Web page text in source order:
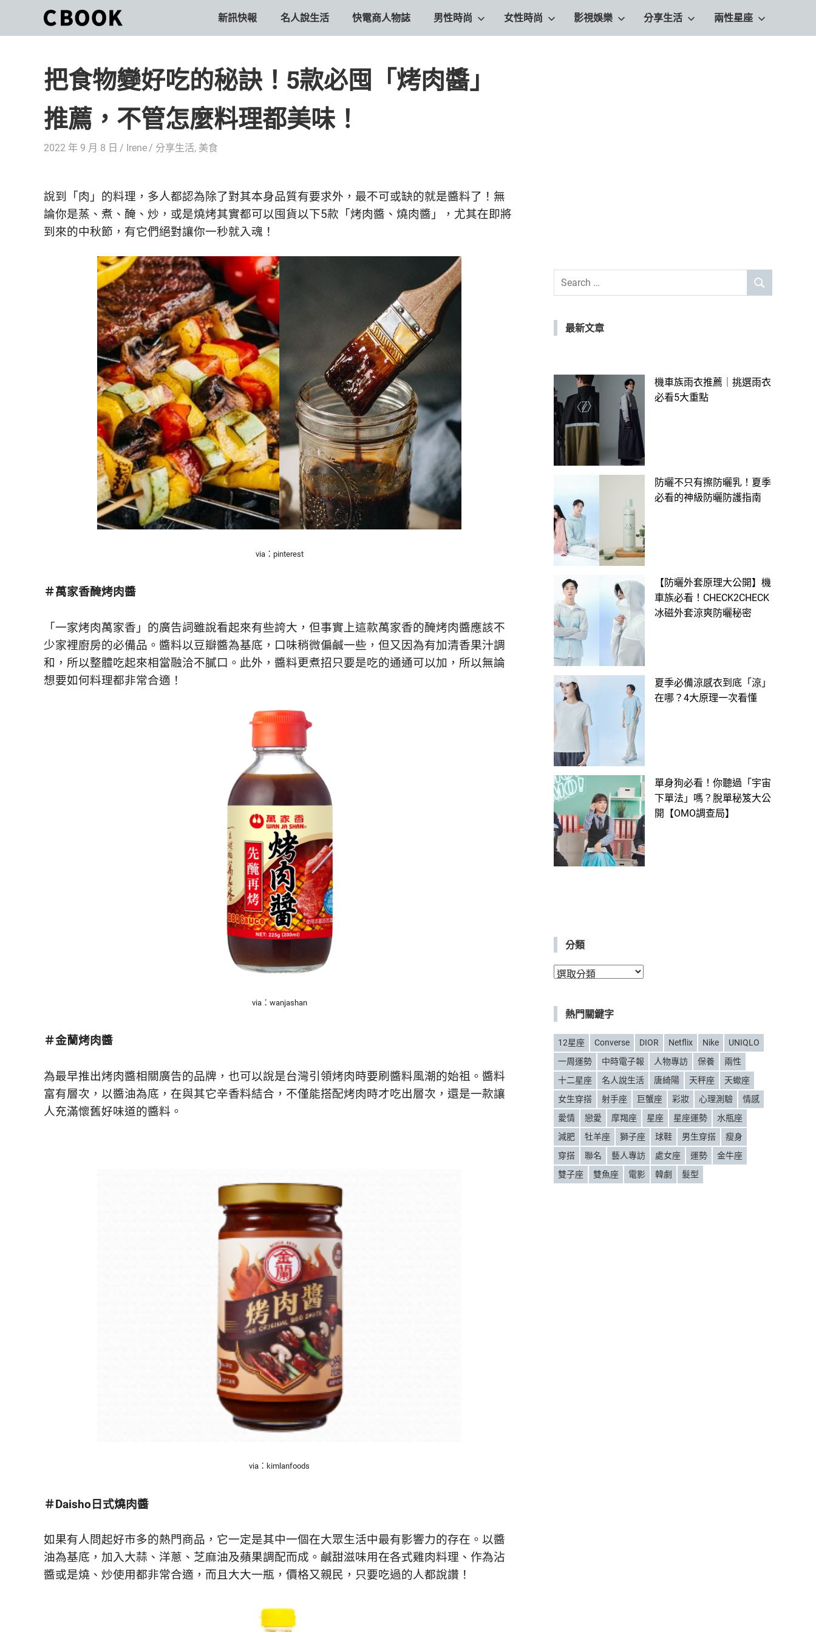
content
你
一
起
活
出
自
己
的
生
活
態
度
World.」
CBOOK
一
本
貼
妳
生
活
的
讓
無
二
的
你
和
新訊快報 名人說生活 快電商人物誌 男性時尚 女性時尚 影視娛樂 分享生活 兩性星座
把食物變好吃的秘訣！5款必囤「烤肉醬」
推薦，不管怎麼料理都美味！
2022 年 9 月 8 日 Irene 分享生活, 美食
說到「肉」的料理，多人都認為除了對其本身品質有要求外，最不可或缺的就是醬料了！無
論你是蒸、煮、醃、炒，或是燒烤其實都可以囤貨以下5款「烤肉醬、燒肉醬」，尤其在即將
到來的中秋節，有它們絕對讓你一秒就入魂！
via：pinterest
＃萬家香醃烤肉醬
「一家烤肉萬家香」的廣告詞雖說看起來有些誇大，但事實上這款萬家香的醃烤肉醬應該不
少家裡廚房的必備品。醬料以豆瓣醬為基底，口味稍微偏鹹一些，但又因為有加清香果汁調
和，所以整體吃起來相當融洽不膩口。此外，醬料更煮招只要是吃的通通可以加，所以無論
想要如何料理都非常合適！
via：wanjashan
＃金蘭烤肉醬
為最早推出烤肉醬相關廣告的品牌，也可以說是台灣引領烤肉時要刷醬料風潮的始祖。醬料
富有層次，以醬油為底，在與其它辛香料結合，不僅能搭配烤肉時才吃出層次，還是一款讓
人充滿懷舊好味道的醬料。
via：kimlanfoods
＃Daisho日式燒肉醬
如果有人問起好市多的熱門商品，它一定是其中一個在大眾生活中最有影響力的存在。以醬
油為基底，加入大蒜、洋蔥、芝麻油及蘋果調配而成。鹹甜滋味用在各式雞肉料理、作為沾
醬或是燒、炒使用都非常合適，而且大大一瓶，價格又親民，只要吃過的人都說讚！
Search
SEARCH
最新文章
機車族雨衣推薦｜挑選雨衣
必看5大重點
防曬不只有擦防曬乳！夏季
必看的神級防曬防護指南
【防曬外套原理大公開】機
車族必看！CHECK2CHECK
冰磁外套涼爽防曬秘密
夏季必備涼感衣到底「涼」
在哪？4大原理一次看懂
單身狗必看！你聽過「宇宙
下單法」嗎？脫單秘笈大公
開【OMO調查局】
分類
分
熱門關鍵字
12星座 Converse DIOR Netflix Nike
UNIQLO
一周運勢
中時電子報 人物專訪 保養
兩性
十二星座
名人說生活 唐綺陽 天秤座
天蠍座
女生穿搭
射手座 巨蟹座 彩妝 心理測驗
情感
愛情
戀愛 摩羯座 星座 星座運勢
水瓶座
減肥
牡羊座 獅子座 球鞋 男生穿搭
瘦身
穿搭
聯名 藝人專訪 處女座 運勢
金牛座
雙子座
雙魚座 電影 韓劇 髮型